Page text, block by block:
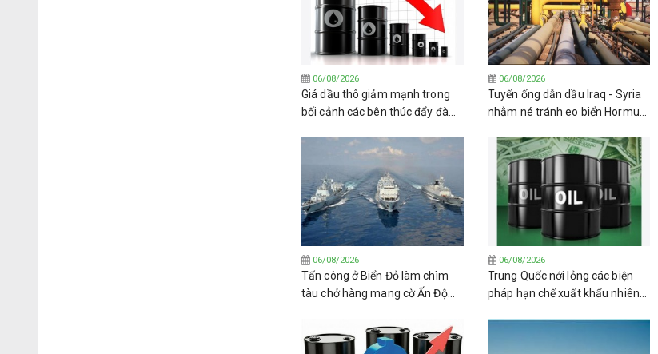
06/08/2026
Giá dầu thô giảm mạnh trong
bối cảnh các bên thúc đẩy đàm
06/08/2026
Tuyến ống dẫn dầu Iraq - Syria
nhằm né tránh eo biển Hormuz
vòng 3 năm
06/08/2026
Tấn công ở Biển Đỏ làm chìm
tàu chở hàng mang cờ Ấn Độ
06/08/2026
Trung Quốc nới lỏng các biện
pháp hạn chế xuất khẩu nhiên